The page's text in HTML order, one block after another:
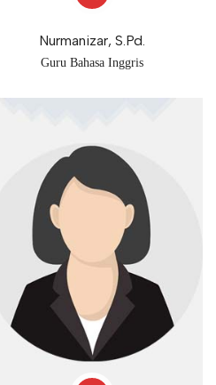
Nurmanizar, S.Pd.
Guru Bahasa Inggris